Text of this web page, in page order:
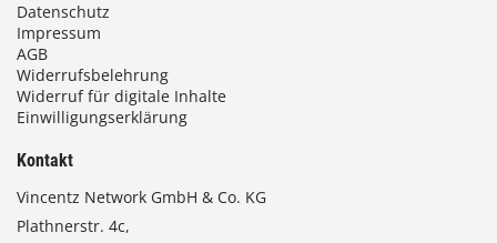
Datenschutz
Impressum
AGB
Widerrufsbelehrung
Widerruf für digitale Inhalte
Einwilligungserklärung
Kontakt
Vincentz Network GmbH & Co. KG
Plathnerstr. 4c,